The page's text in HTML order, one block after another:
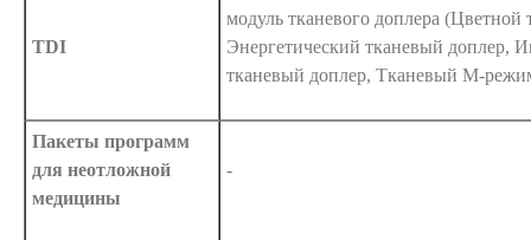
TDI
модуль тканевого доплера (Цветной
Энергетический тканевый доплер,
тканевый доплер, Тканевый М-
Пакеты программ
для неотложной
медицины
-